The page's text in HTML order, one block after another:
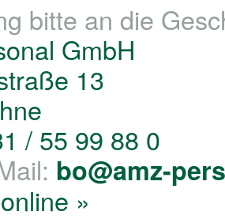
bitte an die
GmbH
13
/ 55 99 88 0
bo@amz-
»